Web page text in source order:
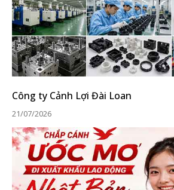
Công ty Cảnh Lợi Đài Loan
21/07/2026